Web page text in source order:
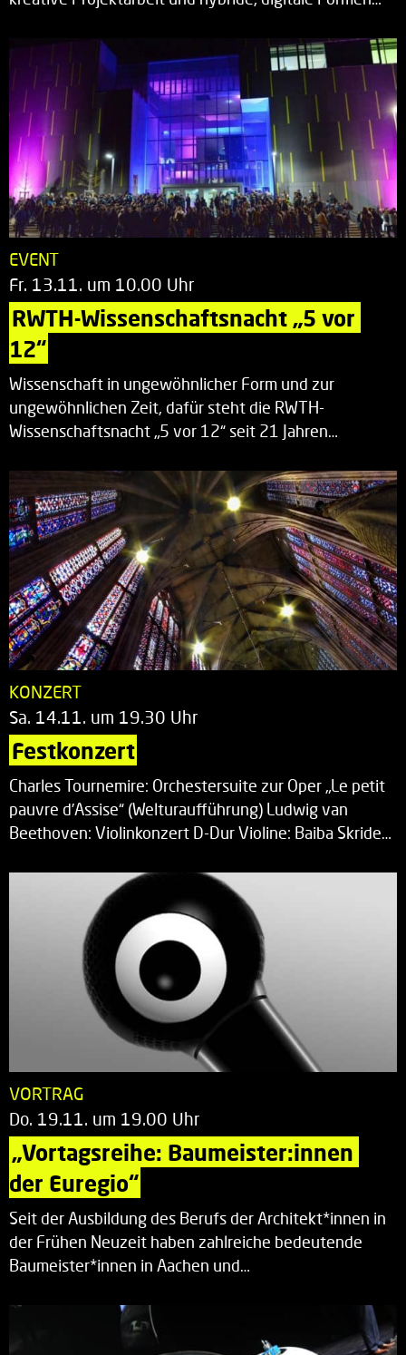
EVENT
Fr. 13.11. um 10.00 Uhr
RWTH-Wissenschaftsnacht „5 vor
12“
Wissenschaft in ungewöhnlicher Form und zur
ungewöhnlichen Zeit, dafür steht die RWTH-
Wissenschaftsnacht „5 vor 12“ seit 21 Jahren…
KONZERT
Sa. 14.11. um 19.30 Uhr
Festkonzert
Charles Tournemire: Orchestersuite zur Oper „Le petit
pauvre d’Assise“ (Welturaufführung) Ludwig van
Beethoven: Violinkonzert D-Dur Violine: Baiba Skride…
VORTRAG
Do. 19.11. um 19.00 Uhr
„Vortagsreihe: Baumeister:innen
der Euregio“
Seit der Ausbildung des Berufs der Architekt*innen in
der Frühen Neuzeit haben zahlreiche bedeutende
Baumeister*innen in Aachen und…